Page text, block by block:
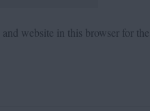
website in this browser for